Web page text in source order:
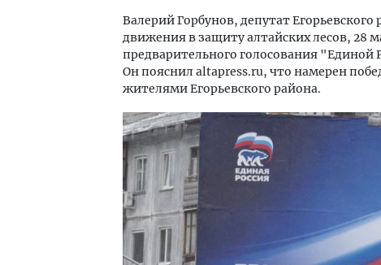
Валерий Горбунов, депутат
движения в защиту алтайских лесов, 28
предварительного голосования "Единой
Он пояснил altapress.ru, что намерен
жителями Егорьевского района.